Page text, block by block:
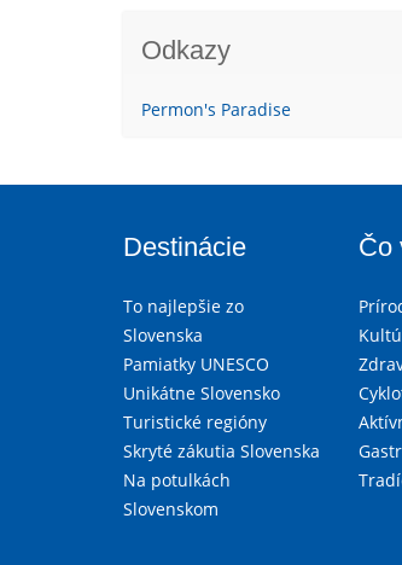
Odkazy
Permon's Paradise
Destinácie
To najlepšie zo
Slovenska
Pamiatky UNESCO
Unikátne Slovensko
Turistické regióny
Skryté zákutia Slovenska
Na potulkách
Slovenskom
Čo